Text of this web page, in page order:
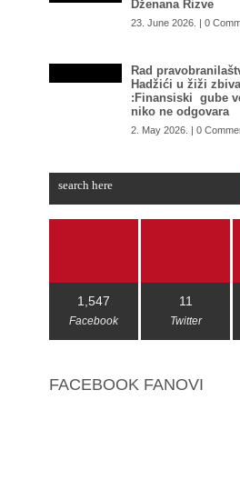
Dženana Rizve
23. June 2026. | 0
Rad
Hadžići u žiži
:Finansiski gube
niko ne odgovara
2. May 2026. | 0
1,547
Facebook
11
Twitter
FACEBOOK FANOVI